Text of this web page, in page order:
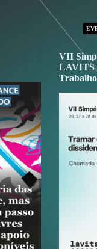
VII
LAVITS